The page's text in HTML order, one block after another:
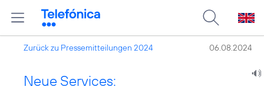
Zurück zu Pressemitteilungen 2024 06.08.2024
Neue Services: